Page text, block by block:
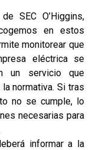
SEC O’Higgins,
en estos
monitorear que
eléctrica se
un servicio que
normativa. Si tras
no se cumple, lo
necesarias para
informar a la